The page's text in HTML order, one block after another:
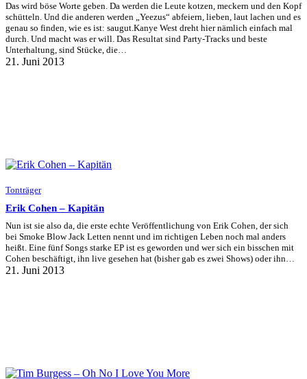
Das wird böse Worte geben. Da werden die Leute kotzen, meckern und den Kopf
schütteln. Und die anderen werden „Yeezus“ abfeiern, lieben, laut lachen und es
genau so finden, wie es ist: saugut.Kanye West dreht hier nämlich einfach mal
durch. Und macht was er will. Das Resultat sind Party-Tracks und beste
Unterhaltung, sind Stücke, die…
21. Juni 2013
Tonträger
Erik Cohen – Kapitän
Nun ist sie also da, die erste echte Veröffentlichung von Erik Cohen, der sich
bei Smoke Blow Jack Letten nennt und im richtigen Leben noch mal anders
heißt. Eine fünf Songs starke EP ist es geworden und wer sich ein bisschen mit
Cohen beschäftigt, ihn live gesehen hat (bisher gab es zwei Shows) oder ihn…
21. Juni 2013